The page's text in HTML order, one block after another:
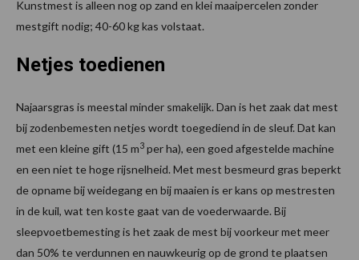
Kunstmest is alleen nog op zand en klei maaipercelen zonder
mestgift nodig; 40-60 kg kas volstaat.
Netjes toedienen
Najaarsgras is meestal minder smakelijk. Dan is het zaak dat mest
bij zodenbemesten netjes wordt toegediend in de sleuf. Dat kan
met een kleine gift (15 m3 per ha), een goed afgestelde machine
en een niet te hoge rijsnelheid. Met mest besmeurd gras beperkt
de opname bij weidegang en bij maaien is er kans op mestresten
in de kuil, wat ten koste gaat van de voederwaarde. Bij
sleepvoetbemesting is het zaak de mest bij voorkeur met meer
dan 50% te verdunnen en nauwkeurig op de grond te plaatsen